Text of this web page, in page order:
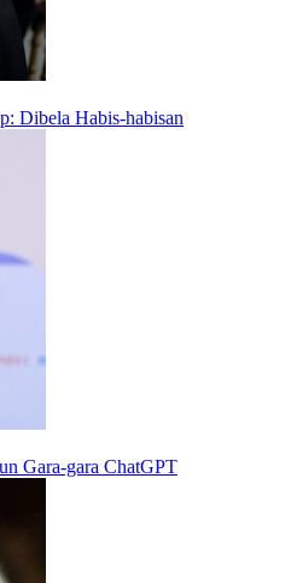
Dibela Habis-habisan
Gara-gara ChatGPT